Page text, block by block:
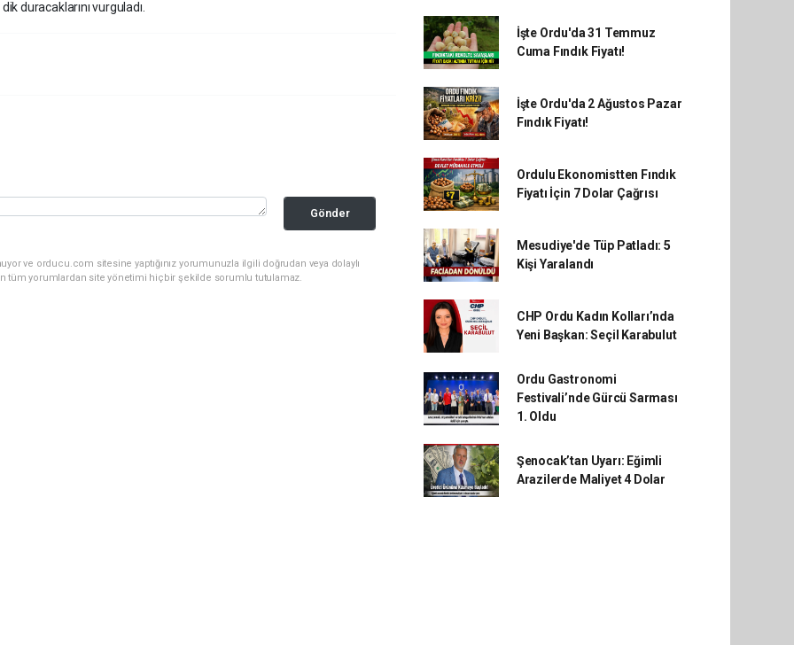
duracaklarını vurguladı.
Gönder
ve orducu.com sitesine yaptığınız yorumunuzla ilgili doğrudan veya dolaylı
tüm yorumlardan site yönetimi hiçbir şekilde sorumlu tutulamaz.
İşte Ordu'da 31 Temmuz
Cuma Fındık Fiyatı!
İşte Ordu'da 2 Ağustos Pazar
Fındık Fiyatı!
Ordulu Ekonomistten Fındık
Fiyatı İçin 7 Dolar Çağrısı
Mesudiye'de Tüp Patladı: 5
Kişi Yaralandı
CHP Ordu Kadın Kolları’nda
Yeni Başkan: Seçil Karabulut
Ordu Gastronomi
Festivali’nde Gürcü Sarması
1. Oldu
Şenocak’tan Uyarı: Eğimli
Arazilerde Maliyet 4 Dolar